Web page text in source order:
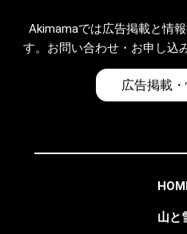
Akimamaでは広告掲載と情
す。お問い合わせ・お申し込
広告掲載
山と